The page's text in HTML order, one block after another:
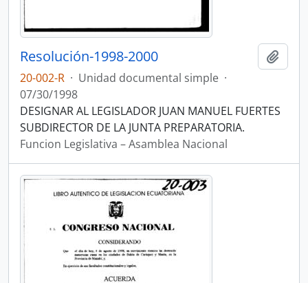
Resolución-1998-2000
20-002-R · Unidad documental simple ·
07/30/1998
DESIGNAR AL LEGISLADOR JUAN MANUEL FUERTES
SUBDIRECTOR DE LA JUNTA PREPARATORIA.
Funcion Legislativa – Asamblea Nacional